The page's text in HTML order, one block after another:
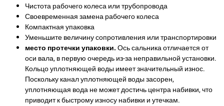
Чистота рабочего колеса или трубопровода
Своевременная замена рабочего колеса
Компактная упаковка
Уменьшите величину сопротивления или транспортировки
место протечки упаковки.Ось сальника отличается от
оси вала, в первую очередь из-за неправильной установки.
Кольцо уплотняющей воды имеет значительный износ.
Поскольку канал уплотняющей воды засорен,
уплотняющая вода не может достичь центра набивки, что
приводит к быстрому износу набивки и утечкам.